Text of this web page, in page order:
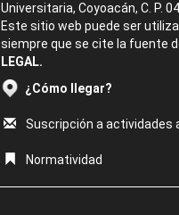
Universitaria, Coyoacán, C. P.
Este sitio web puede ser
siempre que se cite la fuente
LEGAL.
¿Cómo llegar?
Suscripción a actividades
Normatividad